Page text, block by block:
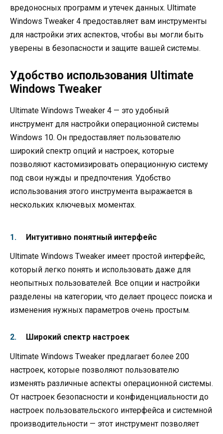
вредоносных программ и утечек данных. Ultimate
Windows Tweaker 4 предоставляет вам инструменты
для настройки этих аспектов, чтобы вы могли быть
уверены в безопасности и защите вашей системы.
Удобство использования Ultimate
Windows Tweaker
Ultimate Windows Tweaker 4 — это удобный
инструмент для настройки операционной системы
Windows 10. Он предоставляет пользователю
широкий спектр опций и настроек, которые
позволяют кастомизировать операционную систему
под свои нужды и предпочтения. Удобство
использования этого инструмента выражается в
нескольких ключевых моментах.
Интуитивно понятный интерфейс
Ultimate Windows Tweaker имеет простой интерфейс,
который легко понять и использовать даже для
неопытных пользователей. Все опции и настройки
разделены на категории, что делает процесс поиска и
изменения нужных параметров очень простым.
Широкий спектр настроек
Ultimate Windows Tweaker предлагает более 200
настроек, которые позволяют пользователю
изменять различные аспекты операционной системы.
От настроек безопасности и конфиденциальности до
настроек пользовательского интерфейса и системной
производительности — этот инструмент позволяет